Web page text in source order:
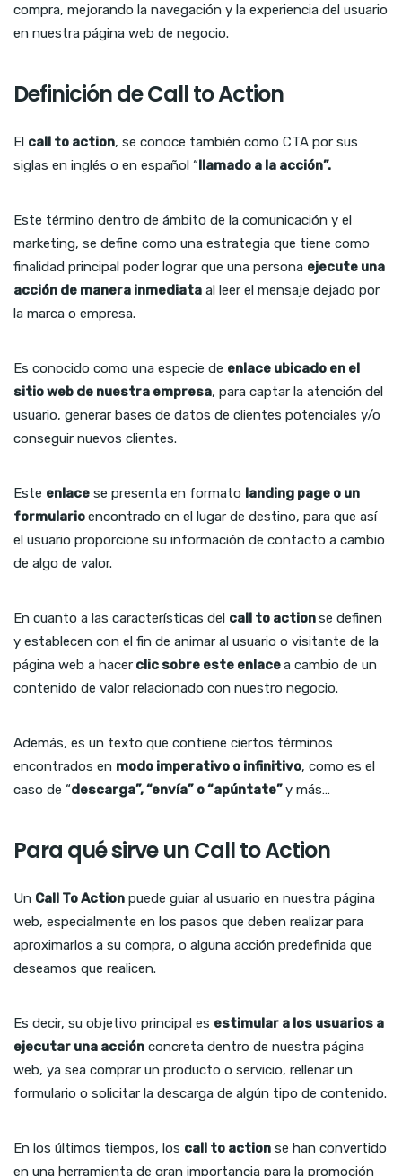
compra, mejorando la navegación y la experiencia del usuario
en nuestra página web de negocio.
Definición de Call to Action
El call to action, se conoce también como CTA por sus
siglas en inglés o en español “llamado a la acción”.
Este término dentro de ámbito de la comunicación y el
marketing, se define como una estrategia que tiene como
finalidad principal poder lograr que una persona ejecute una
acción de manera inmediata al leer el mensaje dejado por
la marca o empresa.
Es conocido como una especie de enlace ubicado en el
sitio web de nuestra empresa, para captar la atención del
usuario, generar bases de datos de clientes potenciales y/o
conseguir nuevos clientes.
Este enlace se presenta en formato landing page o un
formularioencontrado en el lugar de destino, para que así
el usuario proporcione su información de contacto a cambio
de algo de valor.
En cuanto a las características del call to actionse definen
y establecen con el fin de animar al usuario o visitante de la
página web a hacer clic sobre este enlacea cambio de un
contenido de valor relacionado con nuestro negocio.
Además, es un texto que contiene ciertos términos
encontrados en modo imperativo o infinitivo, como es el
caso de “descarga”, “envía” o “apúntate”y más…
Para qué sirve un Call to Action
Un Call To Action puede guiar al usuario en nuestra página
web, especialmente en los pasos que deben realizar para
aproximarlos a su compra, o alguna acción predefinida que
deseamos que realicen.
Es decir, su objetivo principal es estimular a los usuarios a
ejecutar una acción concreta dentro de nuestra página
web, ya sea comprar un producto o servicio, rellenar un
formulario o solicitar la descarga de algún tipo de contenido.
En los últimos tiempos, los call to action se han convertido
en una herramienta de gran importancia para la promoción